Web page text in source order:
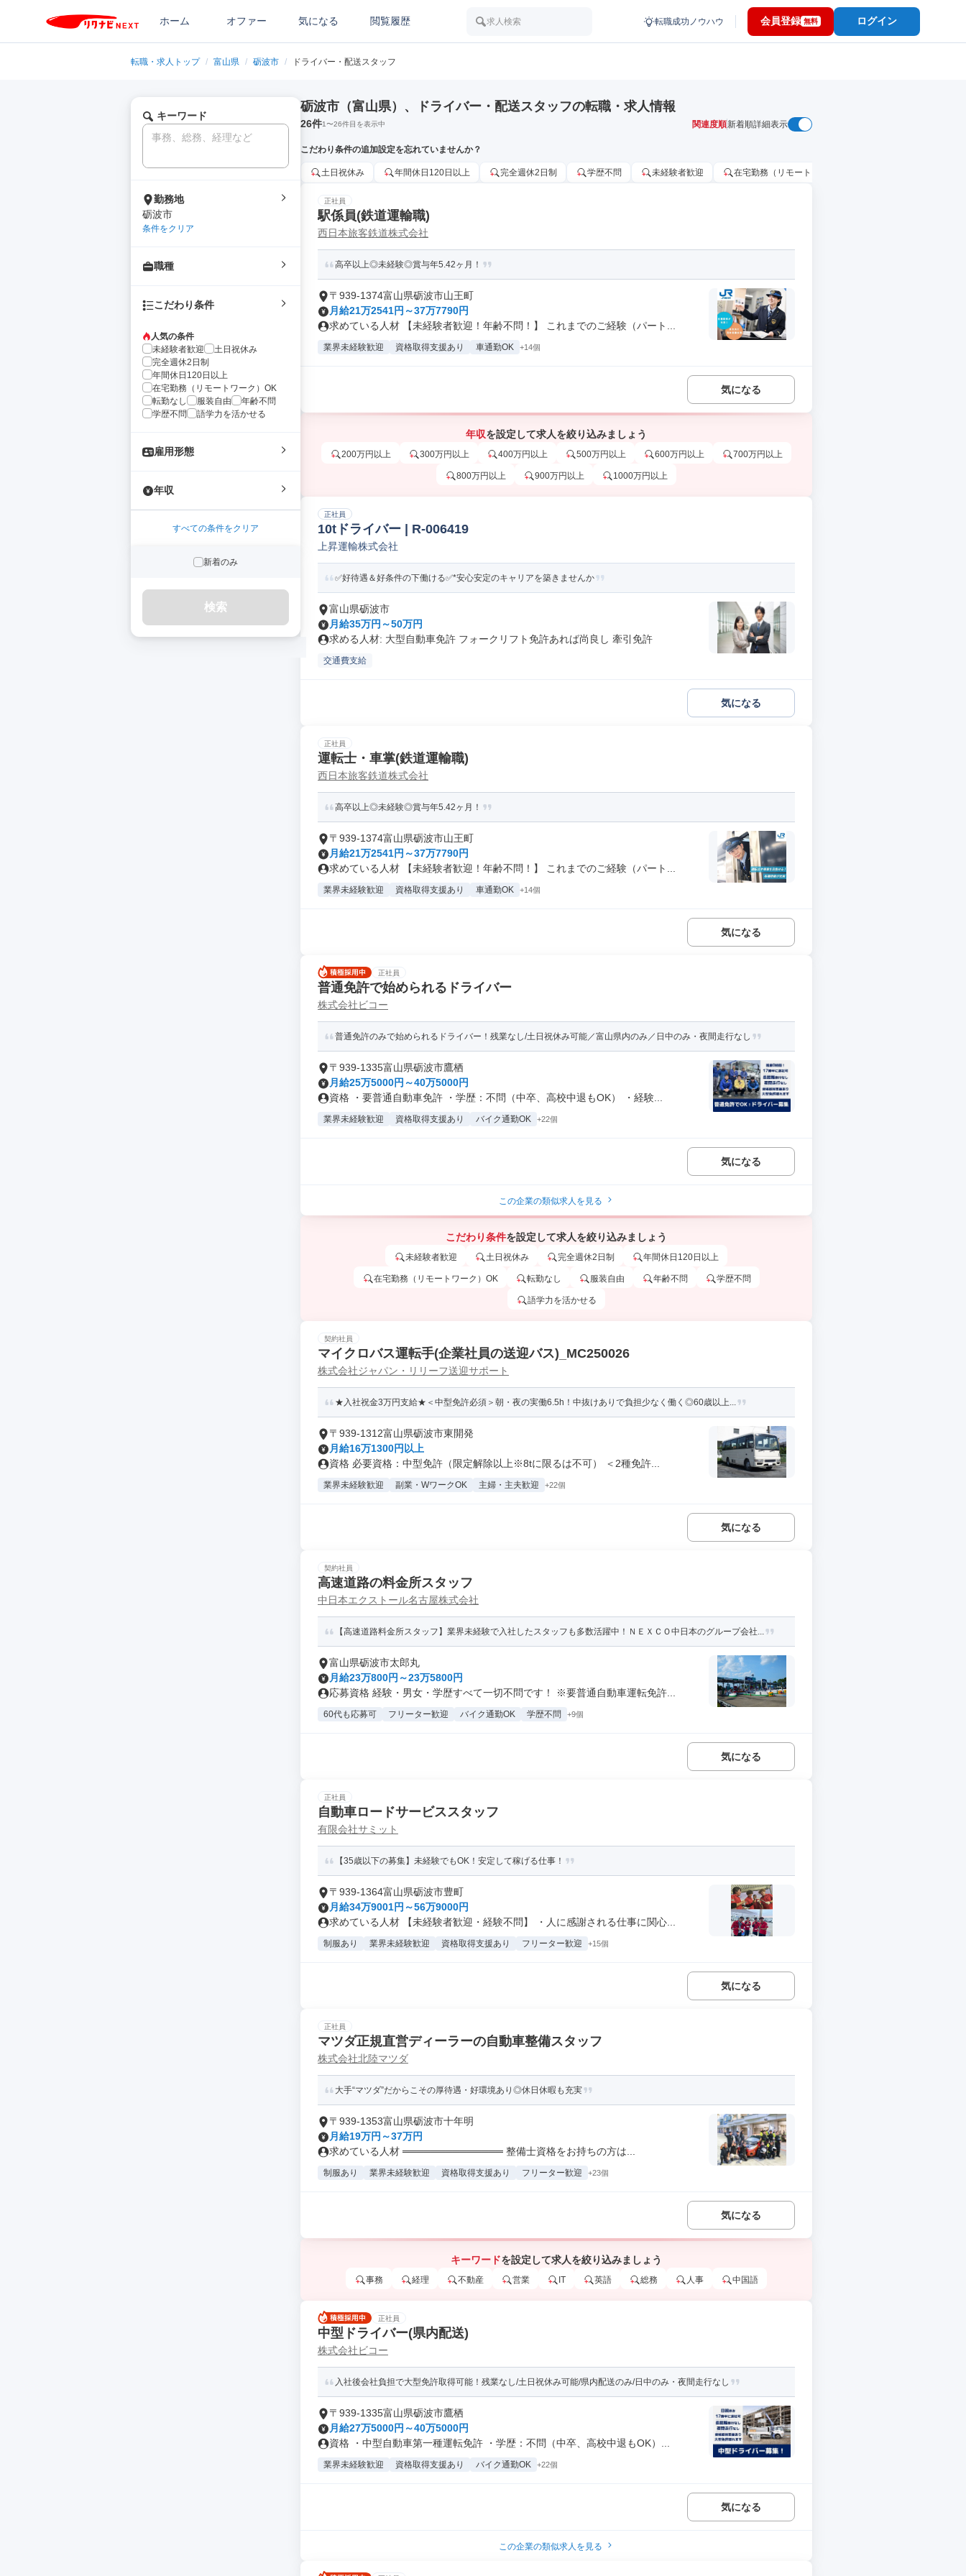
ホーム オファー 気になる 閲覧履歴 求人検索 転職成功ノウハウ 会員登録 無料 ログイン
転職・求人トップ / 富山県 / 砺波市 / ドライバー・配送スタッフ
キーワード
勤務地
砺波市
条件をクリア
職種
こだわり条件
人気の条件
未経験者歓迎
土日祝休み
完全週休2日制
年間休日120日以上
在宅勤務（リモートワーク）OK
転勤なし
服装自由
年齢不問
学歴不問
語学力を活かせる
雇用形態
年収
すべての条件をクリア
新着のみ
検索
砺波市（富山県）、ドライバー・配送スタッフの転職・求人情報
26件1〜26件目を表示中 関連度順新着順詳細表示
こだわり条件の追加設定を忘れていませんか？
土日祝休み 年間休日120日以上 完全週休2日制 学歴不問 未経験者歓迎 在宅勤務（リモートワーク）OK
正社員
駅係員(鉄道運輸職)
西日本旅客鉄道株式会社
高卒以上◎未経験◎賞与年5.42ヶ月！
〒939-1374富山県砺波市山王町
月給21万2541円～37万7790円
求めている人材 【未経験者歓迎！年齢不問！】 これまでのご経験（パート...
業界未経験歓迎 資格取得支援あり 車通勤OK +14個
気になる
年収を設定して求人を絞り込みましょう
200万円以上 300万円以上 400万円以上 500万円以上 600万円以上 700万円以上
800万円以上 900万円以上 1000万円以上
正社員
10tドライバー | R-006419
上昇運輸株式会社
✅好待遇＆好条件の下働ける✅*安心安定のキャリアを築きませんか
富山県砺波市
月給35万円～50万円
求める人材: 大型自動車免許 フォークリフト免許あれば尚良し 牽引免許
交通費支給
気になる
正社員
運転士・車掌(鉄道運輸職)
西日本旅客鉄道株式会社
高卒以上◎未経験◎賞与年5.42ヶ月！
〒939-1374富山県砺波市山王町
月給21万2541円～37万7790円
求めている人材 【未経験者歓迎！年齢不問！】 これまでのご経験（パート...
業界未経験歓迎 資格取得支援あり 車通勤OK +14個
気になる
正社員
普通免許で始められるドライバー
株式会社ビコー
普通免許のみで始められるドライバー！残業なし/土日祝休み可能／富山県内のみ／日中のみ・夜間走行なし
〒939-1335富山県砺波市鷹栖
月給25万5000円～40万5000円
資格 ・要普通自動車免許 ・学歴：不問（中卒、高校中退もOK） ・経験...
業界未経験歓迎 資格取得支援あり バイク通勤OK +22個
気になる
この企業の類似求人を見る
こだわり条件を設定して求人を絞り込みましょう
未経験者歓迎 土日祝休み 完全週休2日制 年間休日120日以上
在宅勤務（リモートワーク）OK 転勤なし 服装自由 年齢不問 学歴不問
語学力を活かせる
契約社員
マイクロバス運転手(企業社員の送迎バス)_MC250026
株式会社ジャパン・リリーフ送迎サポート
★入社祝金3万円支給★＜中型免許必須＞朝・夜の実働6.5h！中抜けありで負担少なく働く◎60歳以上...
〒939-1312富山県砺波市東開発
月給16万1300円以上
資格 必要資格：中型免許（限定解除以上※8tに限るは不可） ＜2種免許...
業界未経験歓迎 副業・WワークOK 主婦・主夫歓迎 +22個
気になる
契約社員
高速道路の料金所スタッフ
中日本エクストール名古屋株式会社
【高速道路料金所スタッフ】業界未経験で入社したスタッフも多数活躍中！ＮＥＸＣＯ中日本のグループ会社...
富山県砺波市太郎丸
月給23万800円～23万5800円
応募資格 経験・男女・学歴すべて一切不問です！ ※要普通自動車運転免許...
60代も応募可 フリーター歓迎 バイク通勤OK 学歴不問 +9個
気になる
正社員
自動車ロードサービススタッフ
有限会社サミット
【35歳以下の募集】未経験でもOK！安定して稼げる仕事！
〒939-1364富山県砺波市豊町
月給34万9001円～56万9000円
求めている人材 【未経験者歓迎・経験不問】 ・人に感謝される仕事に関心...
制服あり 業界未経験歓迎 資格取得支援あり フリーター歓迎 +15個
気になる
正社員
マツダ正規直営ディーラーの自動車整備スタッフ
株式会社北陸マツダ
大手“マツダ”だからこその厚待遇・好環境あり◎休日休暇も充実
〒939-1353富山県砺波市十年明
月給19万円～37万円
求めている人材 ══════════════ 整備士資格をお持ちの方は...
制服あり 業界未経験歓迎 資格取得支援あり フリーター歓迎 +23個
気になる
キーワードを設定して求人を絞り込みましょう
事務 経理 不動産 営業 IT 英語 総務 人事 中国語
正社員
中型ドライバー(県内配送)
株式会社ビコー
入社後会社負担で大型免許取得可能！残業なし/土日祝休み可能/県内配送のみ/日中のみ・夜間走行なし
〒939-1335富山県砺波市鷹栖
月給27万5000円～40万5000円
資格 ・中型自動車第一種運転免許 ・学歴：不問（中卒、高校中退もOK）...
業界未経験歓迎 資格取得支援あり バイク通勤OK +22個
気になる
この企業の類似求人を見る